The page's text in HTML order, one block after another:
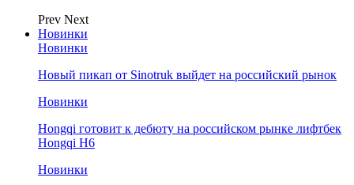
Prev Next
Новинки
Новинки
Новый пикап от Sinotruk выйдет на российский рынок
Новинки
Hongqi готовит к дебюту на российском рынке лифтбек
Hongqi H6
Новинки